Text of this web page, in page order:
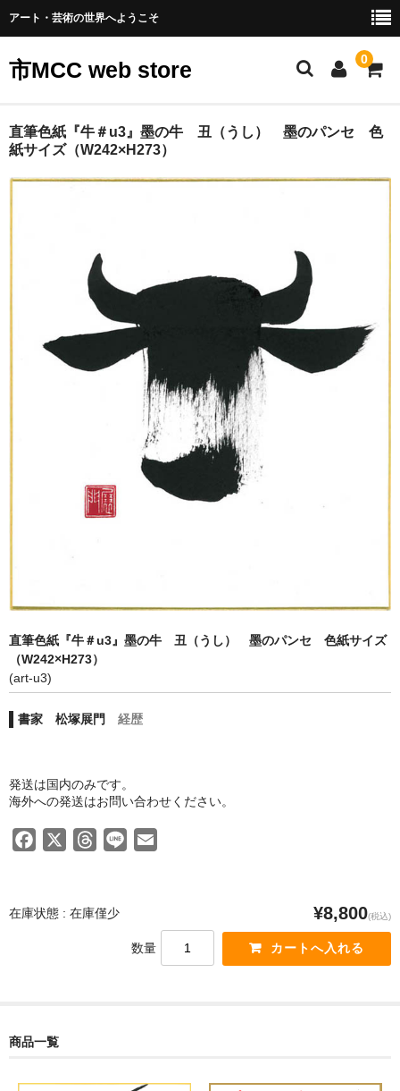
アート・芸術の世界へようこそ
市MCC web store 0
アート一覧
テスリックスサイト
個人情報の取り扱いについて
プライバシーポリシー
直筆色紙『牛＃u3』墨の牛 丑（うし） 墨のパンセ 色
紙サイズ（W242×H273）
直筆色紙『牛＃u3』墨の牛 丑（うし） 墨のパンセ 色紙サイズ
（W242×H273）
(art-u3)
書家 松塚展門 経歴
発送は国内のみです。
海外への発送はお問い合わせください。
e
e
在庫状態 : 在庫僅少 ¥8,800(税込)
数量
商品一覧